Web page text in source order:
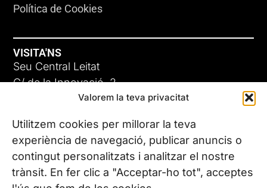
Valorem la teva privacitat
Utilitzem cookies per millorar la teva
experiència de navegació, publicar anuncis o
contingut personalitzats i analitzar el nostre
trànsit. En fer clic a "Acceptar-ho tot", acceptes
Política de Cookies
VISITA'NS
Seu Central Leitat
C/ de la Innovació, 2
08225 Terrassa, (Barcelona)
Coneix les nostres seus
CONTACTA’NS
Tel. (+34) 937 882 300